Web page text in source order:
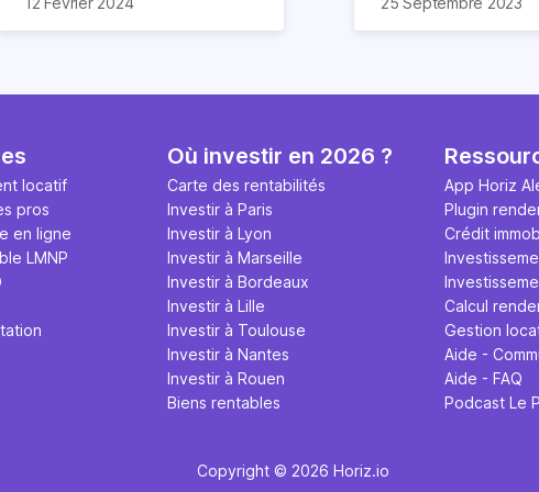
l’entend souvent dans la
n'est pas forcément évident.
On calcule à peu près notre
crédit mensuel et on se
demande si les loyers
couvriront notre prêt bancaire
et les charges associées, sans
se soucier forcément du cash-
flow complet et détaillé, avec
de nombreux critères à
prendre en compte.
investissement
parle également de
ou encore
locatif
pros
en ligne
LMNP
Où investir en 2026 ?
Carte des rentabilités
Investir à Paris
Investir à Lyon
Investir à Marseille
Investir à Bordeaux
Investir à Lille
Investir à Toulouse
Investir à Nantes
Investir à Rouen
Biens rentables
App Horiz
Plugin
Crédit
Calcul
Gestion
Aide -
Aide - FAQ
Podcast Le
Copyright © 2026 Horiz.io